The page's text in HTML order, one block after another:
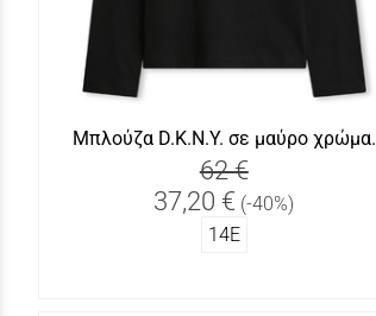
Μπλούζα D.K.N.Y. σε μαύρο χρώμα.
62 €
37,20 € (-40%)
14Ε